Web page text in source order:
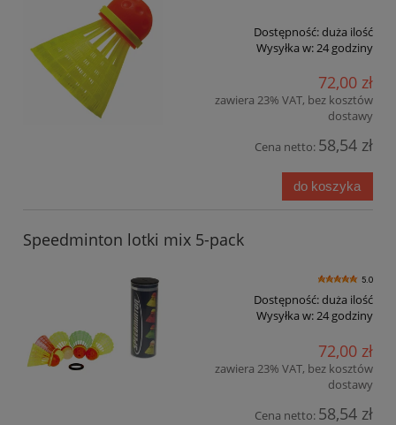
Dostępność:duża ilość
Wysyłka w: 24 godziny
72,00 zł
zawiera 23% VAT, bez kosztów
dostawy
Cena netto: 58,54 zł
do koszyka
Speedminton lotki mix 5-pack
5.0
Dostępność:duża ilość
Wysyłka w:24 godziny
72,00 zł
zawiera 23% VAT, bez kosztów
dostawy
Cena netto: 58,54 zł